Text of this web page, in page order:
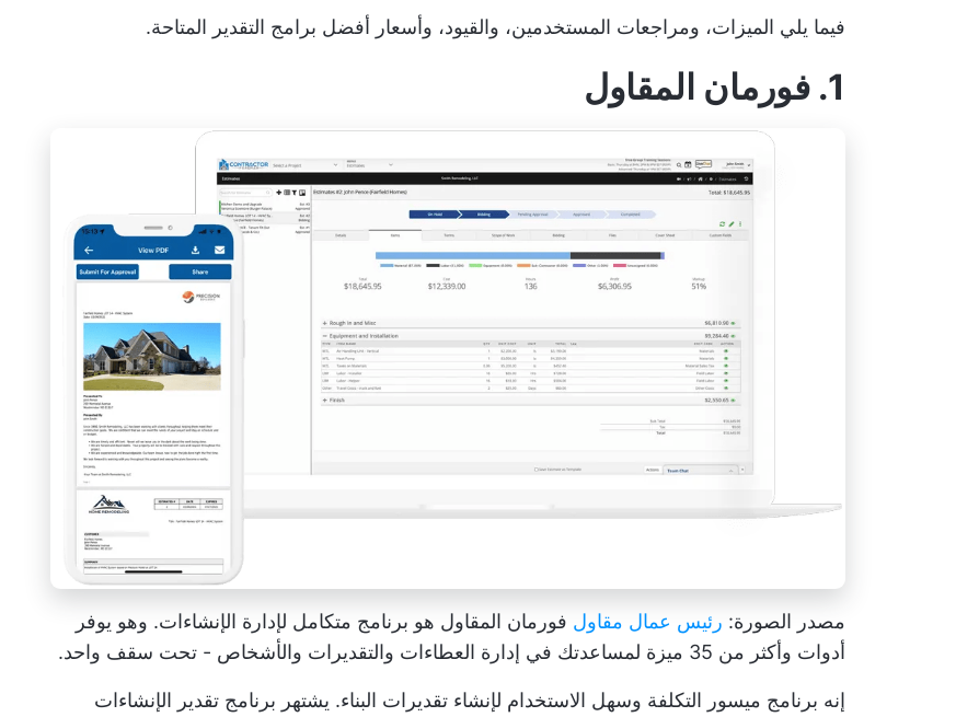
فيما يلي الميزات، ومراجعات المستخدمين، والقيود، وأسعار أفضل برامج التقدير المتاحة.
1. فورمان المقاول
مصدر الصورة: رئيس عمال مقاول فورمان المقاول هو برنامج متكامل لإدارة الإنشاءات. وهو يوفر
أدوات وأكثر من 35 ميزة لمساعدتك في إدارة العطاءات والتقديرات والأشخاص - تحت سقف واحد.
إنه برنامج ميسور التكلفة وسهل الاستخدام لإنشاء تقديرات البناء. يشتهر برنامج تقدير الإنشاءات